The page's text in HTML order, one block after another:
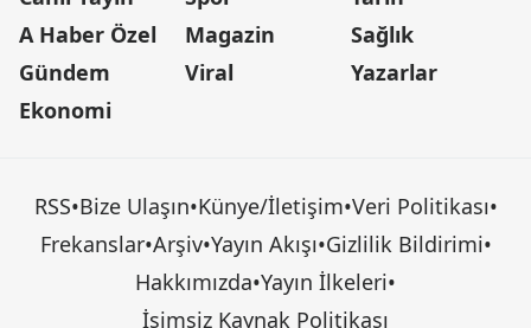
A Haber Özel
Gündem
Ekonomi
Magazin
Viral
Sağlık
Yazarlar
RSS•Bize Ulaşın•Künye/İletişim•Veri Politikası•
Frekanslar•Arşiv•Yayın Akışı•Gizlilik Bildirimi•
Hakkımızda•Yayın İlkeleri•
İsimsiz Kaynak Politikası